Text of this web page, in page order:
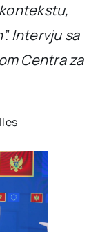
Intervju sa
Centra za